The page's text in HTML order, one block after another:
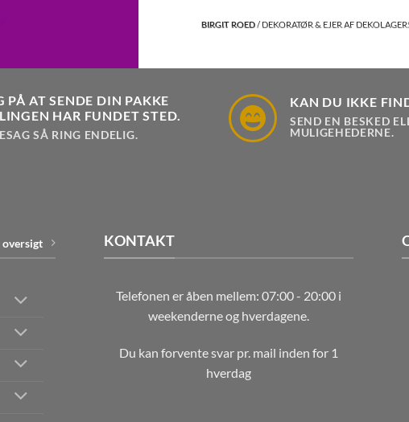
BIRGIT ROED/ DEKORATØR & EJER AF
PÅ AT SENDE DIN PAKKE
HAR FUNDET STED.
SÅ RING ENDELIG.
KAN DU IKKE
SEND EN BESKED
MULIGEHEDERNE.
oversigt KONTAKT
Telefonen er åben mellem: 07:00 - 20:00 i
weekenderne og hverdagene.
Du kan forvente svar pr. mail inden for 1
hverdag